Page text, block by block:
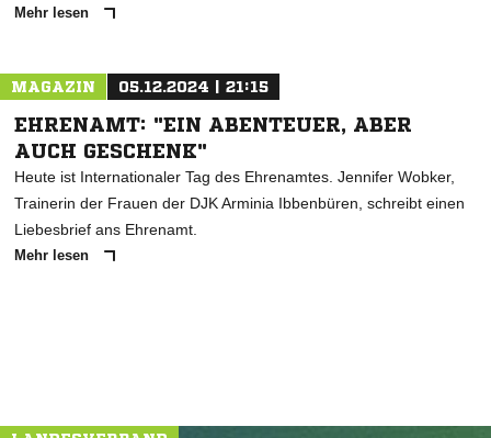
Mehr lesen
MAGAZIN 05.12.2024 | 21:15
EHRENAMT: "EIN ABENTEUER, ABER
AUCH GESCHENK"
Heute ist Internationaler Tag des Ehrenamtes. Jennifer Wobker,
Trainerin der Frauen der DJK Arminia Ibbenbüren, schreibt einen
Liebesbrief ans Ehrenamt.
Mehr lesen